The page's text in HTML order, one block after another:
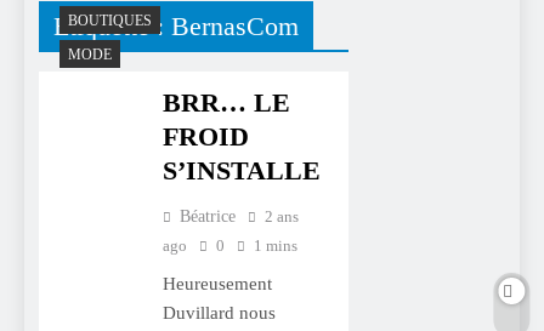
Étiquette : BernasCom
BOUTIQUES
MODE
BRR… LE
FROID
S’INSTALLE
Béatrice
2 ans
ago
0 1 mins
Heureusement
Duvillard nous